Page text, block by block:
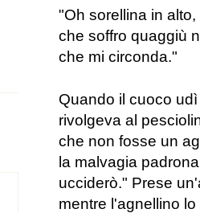
"Oh sorellina in
che soffro quaggiù
che mi circonda."
Quando il cuoco
rivolgeva al
che non fosse un
la malvagia
ucciderò." Prese
mentre l'agnellino